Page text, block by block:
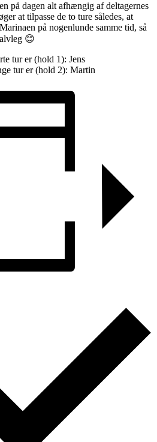
på dagen alt afhængig af deltagernes
at tilpasse de to ture således, at
på nogenlunde samme tid, så
😊
tur er (hold 1): Jens
tur er (hold 2): Martin